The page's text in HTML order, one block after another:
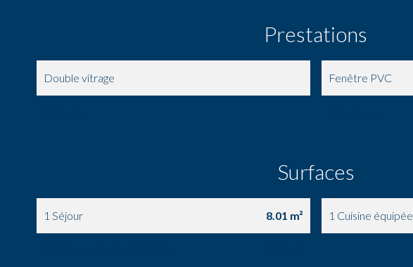
Prestations
Double vitrage Fenêtre PVC
Surfaces
1 Séjour 8.01 m² 1 Cuisine équipée